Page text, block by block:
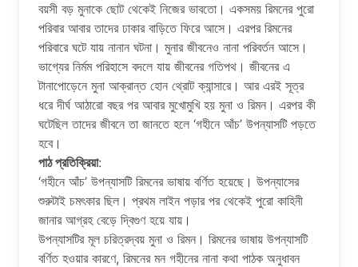
বয়সী বড় মুনাকে ছোট থেকেই নিজের ভাবতো। একসময় রিমনের পুরো
পরিবার আবার তাদের ঢাকার বাড়িতে ফিরে আসে। এরপর রিমনের
পরিবারে ঘটে যায় নানান ঘটনা। মুনার জীবনেও নানা পরিবর্তন আসে।
ভাগ্যের নির্মম পরিহাসে বদলে যায় জীবনের গতিপথ। জীবনের এ
টানাপোড়েনে মুনা আক্রান্ত হোন থ্রোট ক্যান্সারে। আর এরই সূত্র
ধরে দীর্ঘ আঠারো বছর পর আবার মুখোমুখি হয় মুনা ও রিমন। এরপর কী
ঘটেছিল তাদের জীবনে তা জানতে হলে ‘গহীনে আঁচ’ উপন্যাসটি পড়তে
হবে।
পাঠ প্রতিক্রিয়া:
‘গহীনে আঁচ’ উপন্যাসটি রিমনের ভাষায় বর্ণিত হয়েছে। উপন্যাসের
শুরুটাই চমৎকার ছিল। প্রথম লাইন পড়ার পর থেকেই পুরো কাহিনী
জানার আগ্রহ বেড়ে দ্বিগুণ হয়ে যায়।
উপন্যাসটির মূল চরিত্রদ্বয় মুনা ও রিমন। রিমনের ভাষায় উপন্যাসটি
বর্ণিত হওয়ার কারণে, রিমনের মন গহীনের নানা কথা পাঠক অনুধাবন